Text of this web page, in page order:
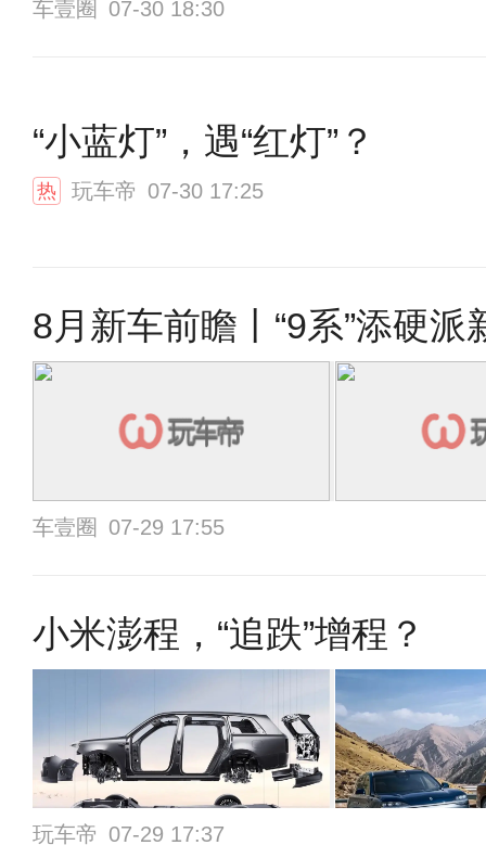
车壹圈 07-30 18:30
“小蓝灯”，遇“红灯”？
热 玩车帝 07-30 17:25
8月新车前瞻丨“9系”添硬
车壹圈 07-29 17:55
小米澎程，“追跌”增程？
玩车帝 07-29 17:37